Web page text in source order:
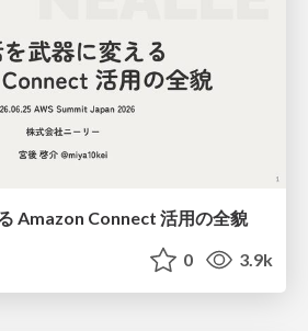
Amazon Connect 活用の全貌
0 3.9k